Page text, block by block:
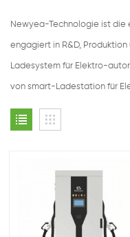
Newyea-Technologie ist die
engagiert in R&D,
Ladesystem für Elektro-
von smart-Ladestation für